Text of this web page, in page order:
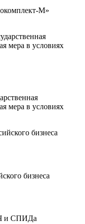
М»
мера в условиях
бизнеса